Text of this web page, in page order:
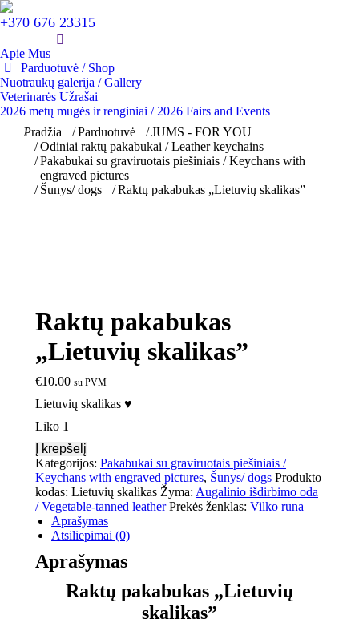
+370 676 23315
Apie Mus
Parduotuvė / Shop
Nuotraukų galerija / Gallery
Veterinarės Užrašai
2026 metų mugės ir renginiai / 2026 Fairs and Events
You are here:
Pradžia Parduotuvė
JUMS - FOR YOU
Odiniai raktų pakabukai / Leather keychains
Pakabukai su graviruotais piešiniais / Keychans with
engraved pictures
Šunys/ dogs
Raktų pakabukas „Lietuvių skalikas”
Raktų pakabukas
„Lietuvių skalikas”
€10.00 su PVM
Lietuvių skalikas ♥
Liko 1
Į krepšelį
Kategorijos: Pakabukai su graviruotais piešiniais /
Keychans with engraved pictures, Šunys/ dogs Produkto
kodas: Lietuvių skalikas Žyma: Augalinio išdirbimo oda
/ Vegetable-tanned leather Prekės ženklas: Vilko runa
Aprašymas
Atsiliepimai (0)
Aprašymas
Raktų pakabukas „Lietuvių
skalikas”